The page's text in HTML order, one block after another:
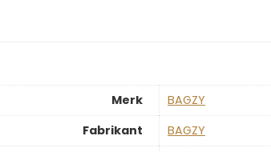
Merk
‎BAGZY
Fabrikant
‎BAGZY